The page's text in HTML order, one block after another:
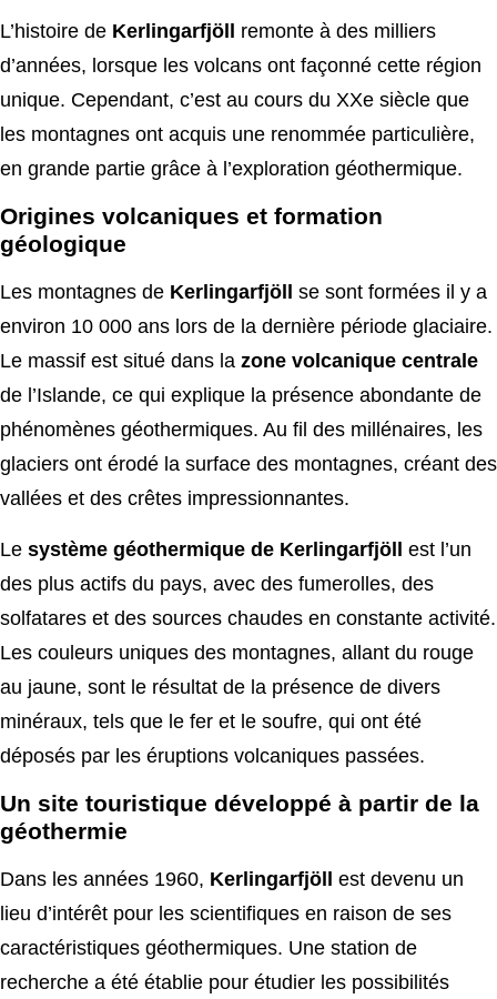
L’histoire de Kerlingarfjöll remonte à des milliers
d’années, lorsque les volcans ont façonné cette région
unique. Cependant, c’est au cours du XXe siècle que
les montagnes ont acquis une renommée particulière,
en grande partie grâce à l’exploration géothermique.
Origines volcaniques et formation
géologique
Les montagnes de Kerlingarfjöll
se sont formées il y a
environ 10 000 ans lors de la dernière période glaciaire.
Le massif est situé dans la zone volcanique centrale
de l’Islande, ce qui explique la présence abondante de
phénomènes géothermiques. Au fil des millénaires, les
glaciers ont érodé la surface des montagnes, créant des
vallées et des crêtes impressionnantes.
Le système géothermique de Kerlingarfjöll est l’un
des plus actifs du pays, avec des fumerolles, des
solfatares et des sources chaudes en constante activité.
Les couleurs uniques des montagnes, allant du rouge
au jaune, sont le résultat de la présence de divers
minéraux, tels que le fer et le soufre, qui ont été
déposés par les éruptions volcaniques passées.
Un site touristique développé à partir de la
géothermie
Dans les années 1960, Kerlingarfjöll
est devenu un
lieu d’intérêt pour les scientifiques en raison de ses
caractéristiques géothermiques. Une station de
recherche a été établie pour étudier les possibilités